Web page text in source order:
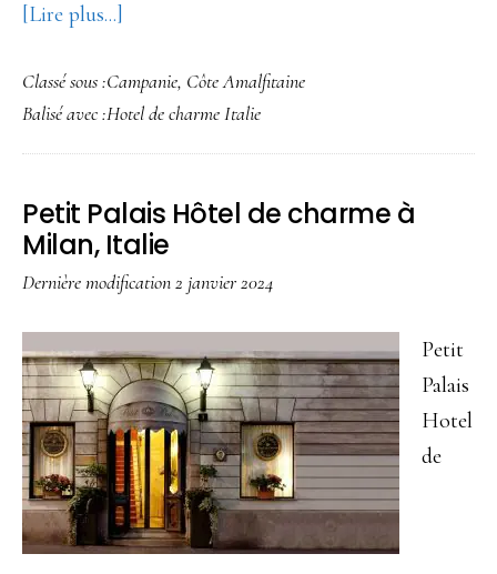
[Lire plus...]
Nido,
hôtel
de
avec
vue
sur
la
Baie
d’Amalfi
en
Italie
Classé sous :Campanie, Côte Amalfitaine
Balisé avec :Hotel de charme Italie
Petit Palais Hôtel de charme à
Milan, Italie
Dernière modification2 janvier 2024
Petit
Palais
Hotel
de